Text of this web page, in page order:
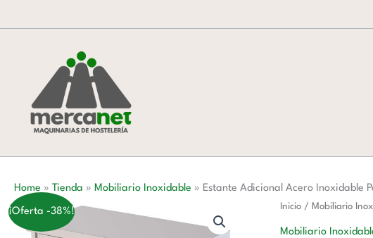
al
Home » Tienda » Mobiliario Inoxidable » Estante Adicional Acero Inoxidable
¡Oferta -38%! Inicio / Mobiliario
Mobiliario
El
Estante